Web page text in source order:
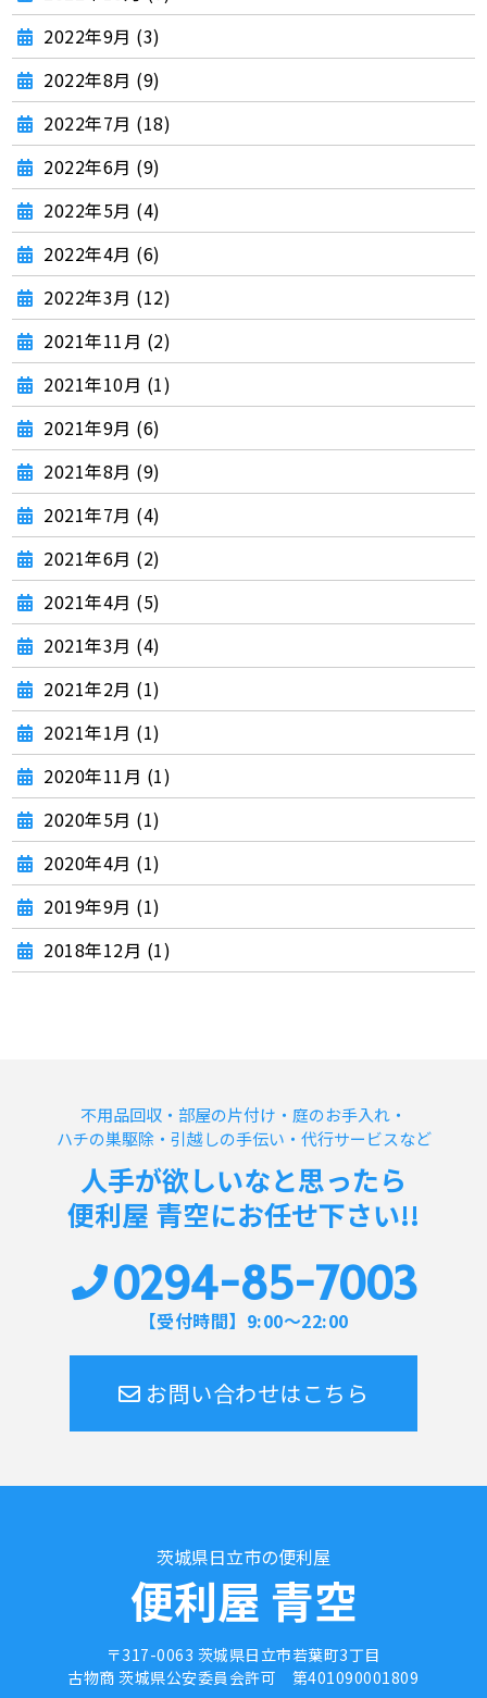
2022年9月 (3)
2022年8月 (9)
2022年7月 (18)
2022年6月 (9)
2022年5月 (4)
2022年4月 (6)
2022年3月 (12)
2021年11月 (2)
2021年10月 (1)
2021年9月 (6)
2021年8月 (9)
2021年7月 (4)
2021年6月 (2)
2021年4月 (5)
2021年3月 (4)
2021年2月 (1)
2021年1月 (1)
2020年11月 (1)
2020年5月 (1)
2020年4月 (1)
2019年9月 (1)
2018年12月 (1)
不用品回収・部屋の片付け・庭のお手入れ・
ハチの巣駆除・引越しの手伝い・代行サービスなど
人手が欲しいなと思ったら
便利屋 青空にお任せ下さい!!
0294-85-7003
【受付時間】9:00～22:00
お問い合わせはこちら
茨城県日立市の便利屋
便利屋 青空
〒317-0063 茨城県日立市若葉町3丁目
古物商 茨城県公安委員会許可 第401090001809